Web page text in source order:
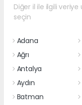
Diğer il ile ilgili
seçin
Adana
Ağrı
Antalya
Aydın
Batman